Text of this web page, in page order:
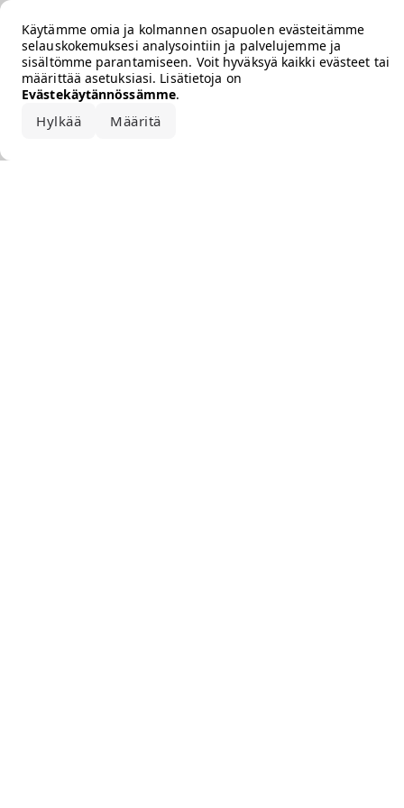
Käytämme omia ja kolmannen osapuolen evästeitämme
selauskokemuksesi analysointiin ja palvelujemme ja
sisältömme parantamiseen. Voit hyväksyä kaikki evästeet tai
määrittää asetuksiasi. Lisätietoja on
Evästekäytännössämme.
Hylkää Määritä
Error loading the brand